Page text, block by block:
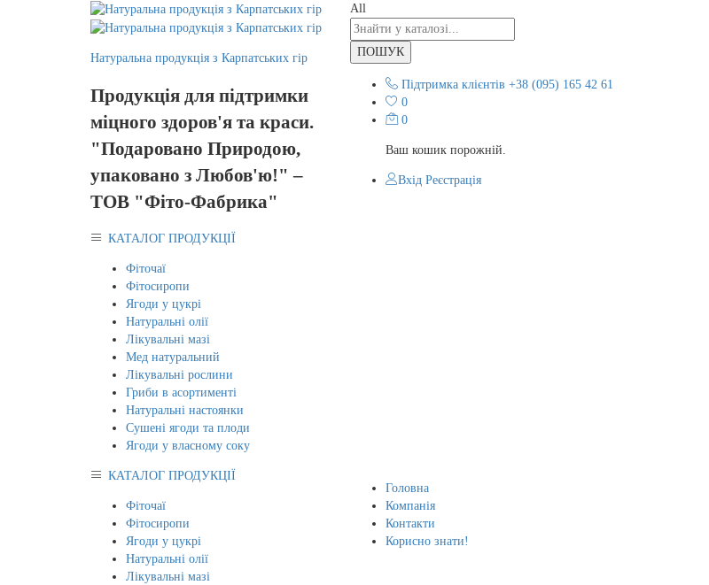
Натуральна продукція з Карпатських гір
Продукція для підтримки
міцного здоров'я та краси.
"Подаровано Природою,
упаковано з Любов'ю!" –
ТОВ "Фіто-Фабрика"
КАТАЛОГ ПРОДУКЦІЇ
Фіточаї
Фітосиропи
Ягоди у цукрі
Натуральні олії
Лікувальні мазі
Мед натуральний
Лікувальні рослини
Гриби в асортименті
Натуральні настоянки
Сушені ягоди та плоди
Ягоди у власному соку
All
ПОШУК
Підтримка клієнтів +38 (095) 165 42 61
0
0
Ваш кошик порожній.
Вхід Реєстрація
КАТАЛОГ ПРОДУКЦІЇ
Фіточаї
Фітосиропи
Ягоди у цукрі
Натуральні олії
Лікувальні мазі
Головна
Компанія
Контакти
Корисно знати!